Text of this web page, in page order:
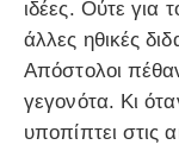
ιδέες. Ούτε για
άλλες ηθικές
Απόστολοι
γεγονότα. Κι
υποπίπτει στις